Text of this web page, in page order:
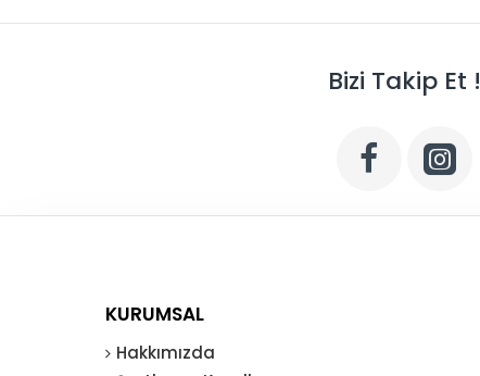
Bizi Takip Et !
KURUMSAL
Hakkımızda